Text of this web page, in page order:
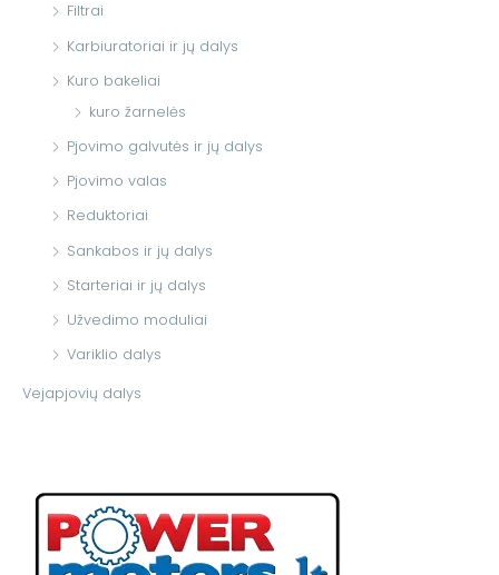
Filtrai
Karbiuratoriai ir jų dalys
Kuro bakeliai
kuro žarnelės
Pjovimo galvutės ir jų dalys
Pjovimo valas
Reduktoriai
Sankabos ir jų dalys
Starteriai ir jų dalys
Užvedimo moduliai
Variklio dalys
Vejapjovių dalys